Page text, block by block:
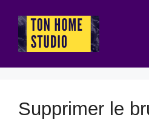
contenu
Supprimer le